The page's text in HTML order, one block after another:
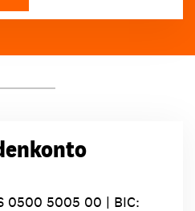
0500 5005 00 | BIC: